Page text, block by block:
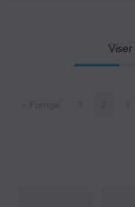
Viser